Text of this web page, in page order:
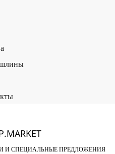
И СПЕЦИАЛЬНЫЕ ПРЕДЛОЖЕНИЯ